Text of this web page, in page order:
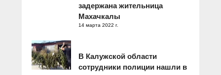
задержана жительница
Махачкалы
14 марта 2022 г.
В Калужской области
сотрудники полиции нашли в